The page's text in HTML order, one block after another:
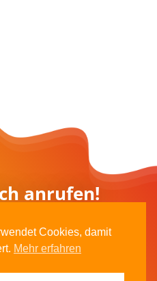
anrufen!
inNeustadt am
Cookies, damit
Mehr erfahren